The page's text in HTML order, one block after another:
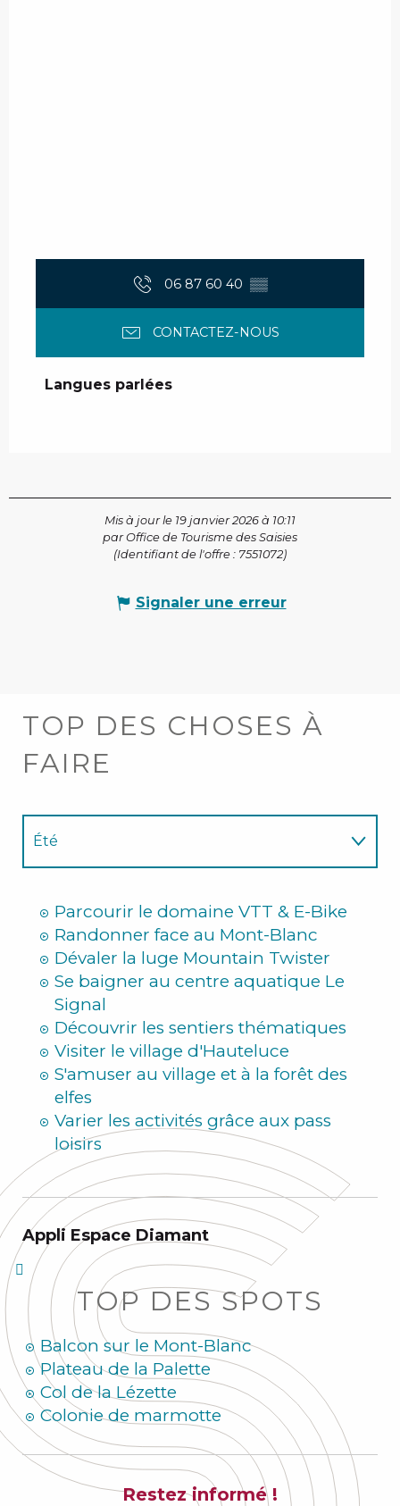
06 87 60 40 ▒▒
CONTACTEZ-NOUS
Langues parlées
Langues parlées
Mis à jour le 19 janvier 2026 à 10:11
par Office de Tourisme des Saisies
(Identifiant de l'offre : 7551072)
Signaler une erreur
TOP DES CHOSES À
FAIRE
Été
Parcourir le domaine VTT & E-Bike
Randonner face au Mont-Blanc
Dévaler la luge Mountain Twister
Se baigner au centre aquatique Le
Signal
Découvrir les sentiers thématiques
Visiter le village d'Hauteluce
S'amuser au village et à la forêt des
elfes
Varier les activités grâce aux pass
loisirs
Appli Espace Diamant
TOP DES SPOTS
Balcon sur le Mont-Blanc
Plateau de la Palette
Col de la Lézette
Colonie de marmotte
Restez informé !